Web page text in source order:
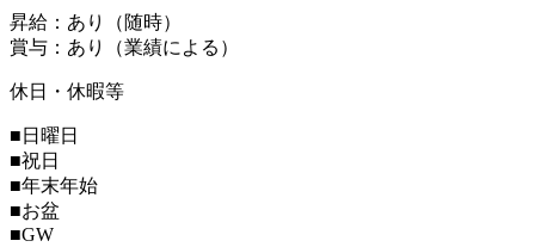
昇給：あり（随時）
賞与：あり（業績による）
休日・休暇等
■日曜日
■祝日
■年末年始
■お盆
■GW